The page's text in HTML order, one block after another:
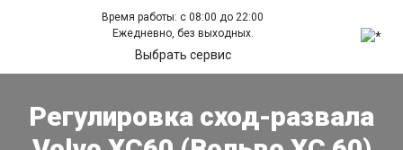
Время работы: с 08:00 до 22:00
Ежедневно, без выходных.
Выбрать сервис
Регулировка сход-развала